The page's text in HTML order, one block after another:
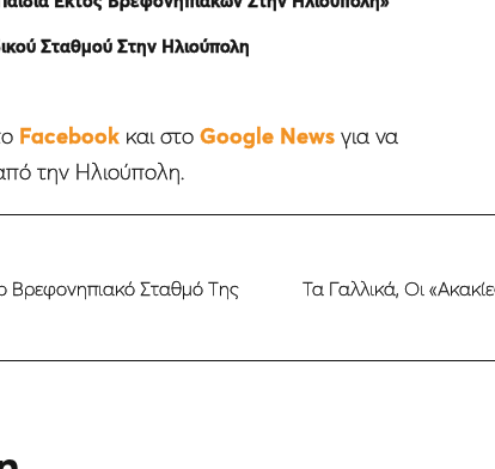
Σταθμού Στην Ηλιούπολη
Facebookκαι στο Google Newsγια να
την Ηλιούπολη.
Βρεφονηπιακό Σταθμό Της
Τα Γαλλικά, Οι